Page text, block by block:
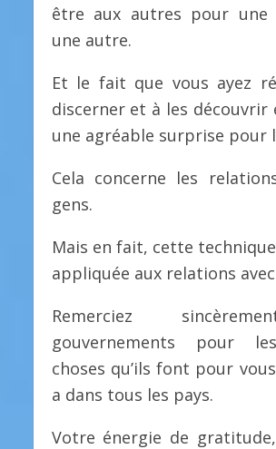
être aux autres pour une
une autre.
Et le fait que vous ayez
discerner et à les découvrir
une agréable surprise pour
Cela concerne les
gens.
Mais en fait, cette
appliquée aux relations avec
Remerciez
gouvernements pour
choses qu’ils font pour
a dans tous les pays.
Votre énergie de gratitude,